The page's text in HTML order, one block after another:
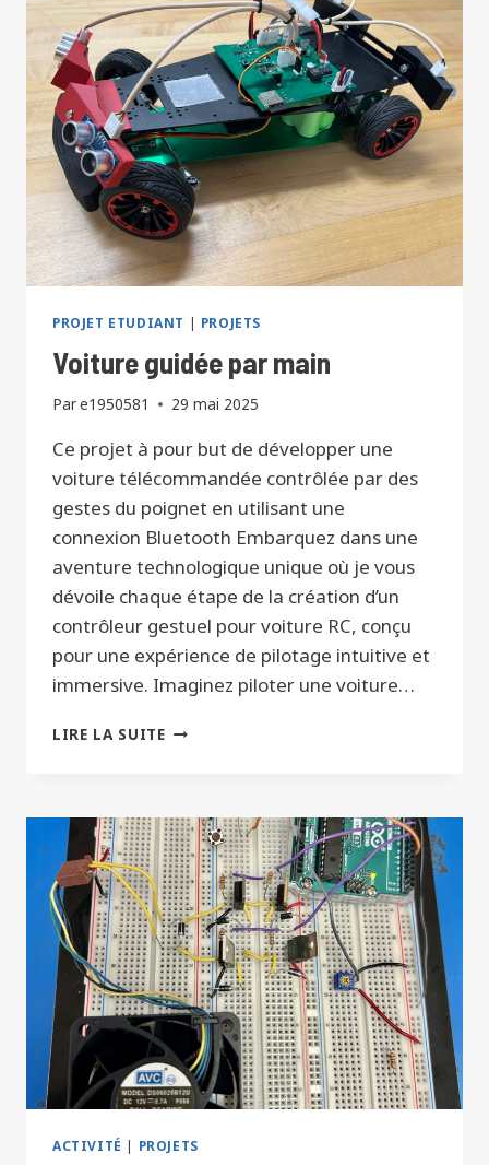
PROJET ETUDIANT | PROJETS
Voiture guidée par main
Pare1950581 29 mai 2025
Ce projet à pour but de développer une
voiture télécommandée contrôlée par des
gestes du poignet en utilisant une
connexion Bluetooth Embarquez dans une
aventure technologique unique où je vous
dévoile chaque étape de la création d’un
contrôleur gestuel pour voiture RC, conçu
pour une expérience de pilotage intuitive et
immersive. Imaginez piloter une voiture…
LIRE LA SUITEVOITURE
ACTIVITÉ | PROJETS